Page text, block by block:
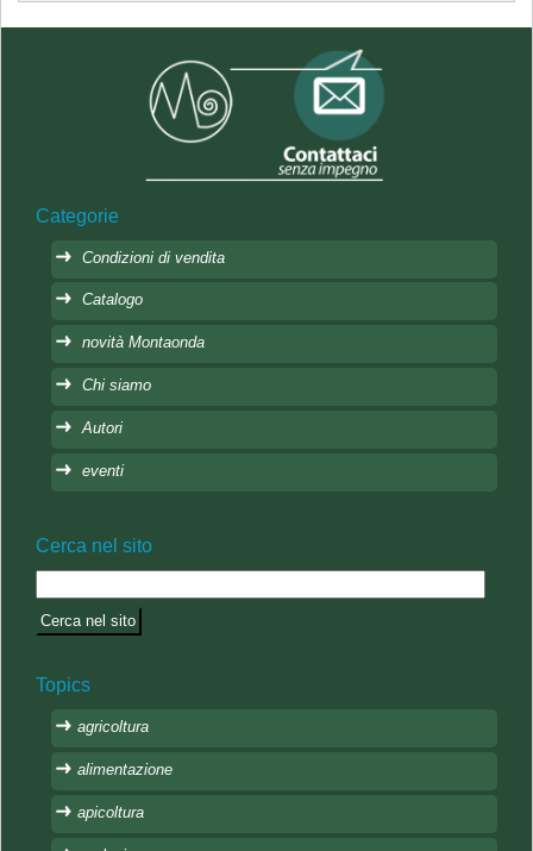
Categorie
Condizioni di vendita
Catalogo
novità Montaonda
Chi siamo
Autori
eventi
Cerca nel sito
Topics
agricoltura
alimentazione
apicoltura